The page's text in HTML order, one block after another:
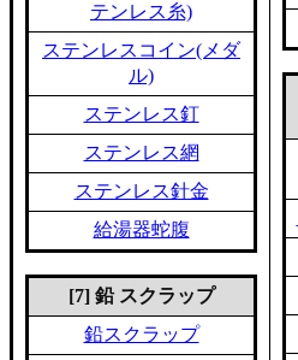
テンレス糸)
ステンレスコイン(メダ
ル)
ステンレス釘
ステンレス網
ステンレス針金
給湯器蛇腹
[7] 鉛 スクラップ
鉛スクラップ